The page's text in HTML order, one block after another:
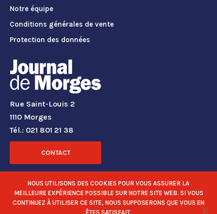
Notre équipe
Conditions générales de vente
Protection des données
Rue Saint-Louis 2
1110 Morges
Tél.: 021 801 21 38
CONTACT
RÉSEAUX SOCIAUX
NOUS UTILISONS DES COOKIES POUR VOUS ASSURER LA
MEILLEURE EXPÉRIENCE POSSIBLE SUR NOTRE SITE WEB. SI VOUS
CONTINUEZ À UTILISER CE SITE, NOUS SUPPOSERONS QUE VOUS EN
ÊTES SATISFAIT.